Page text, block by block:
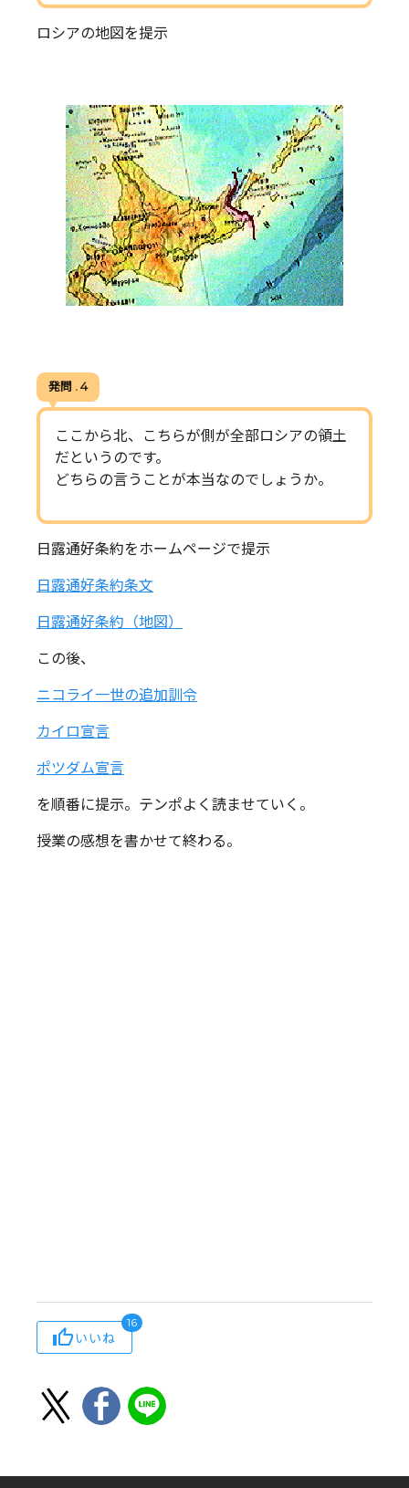
ロシアの地図を提示
発問 . 4
ここから北、こちらが側が全部ロシアの領土
だというのです。
どちらの言うことが本当なのでしょうか。
日露通好条約をホームページで提示
日露通好条約条文
日露通好条約（地図）
この後、
ニコライ一世の追加訓令
カイロ宣言
ポツダム宣言
を順番に提示。テンポよく読ませていく。
授業の感想を書かせて終わる。
いいね
16